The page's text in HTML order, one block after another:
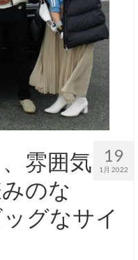
19
1月 2022
雰囲気
のな
グなサイ